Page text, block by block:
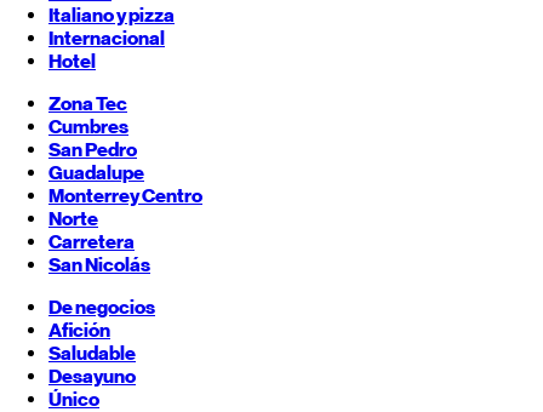
Italiano y pizza
Internacional
Hotel
Zona Tec
Cumbres
San Pedro
Guadalupe
MonterreyCentro
Norte
Carretera
San Nicolás
De negocios
Afición
Saludable
Desayuno
Único